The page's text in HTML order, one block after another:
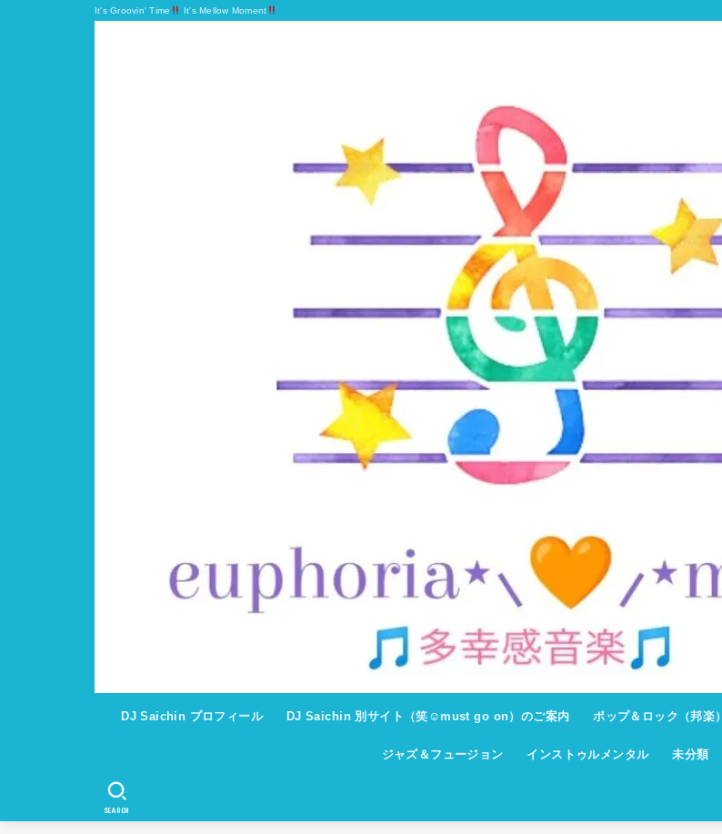
It's Groovin' Time It's Mellow Moment
DJ Saichin プロフィール DJ Saichin 別サイト（笑☺must go on）のご案内 ポップ＆ロック（邦楽）
ジャズ＆フュージョン インストゥルメンタル 未分類
SEARCH